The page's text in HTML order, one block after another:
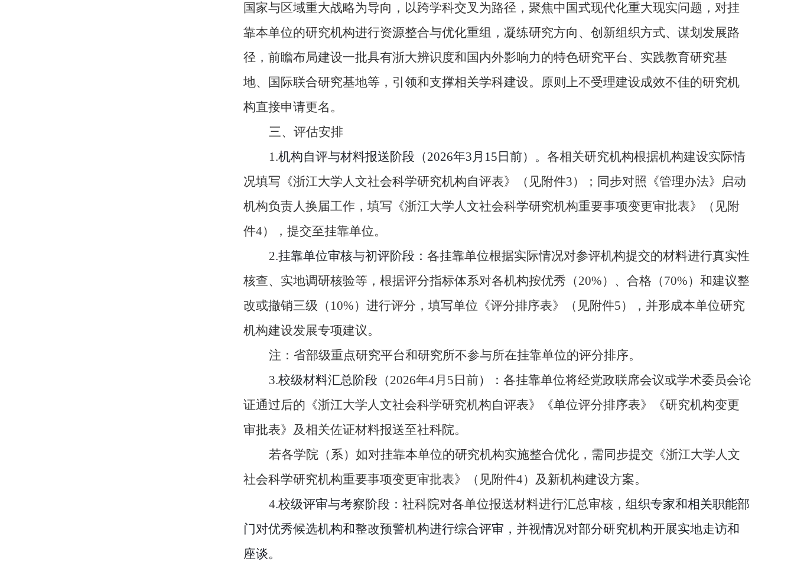
国家与区域重大战略为导向，以跨学科交叉为路径，聚焦中国式现代化重大现实问题，对挂
靠本单位的研究机构进行资源整合与优化重组，凝练研究方向、创新组织方式、谋划发展路
径，前瞻布局建设一批具有浙大辨识度和国内外影响力的特色研究平台、 实践教育研究基
地、国际联合研究基地等 ，引领和支撑相关学科建设。 原则上不受理建设成效不佳的研究机
构直接申请更名。
三、评估安排
1.机构自评与材料报送阶段（2026年3月15日前） 。 各相关研究机构根据机构建设实际情
况填写《浙江大学人文社会科学研究机构自评表》（见附件3） ； 同步对照 《管理办法》
启动
机构负责人换届工作，填写 《浙江大学人文社会科学研究机构重要事项变更审批表》（见附
件4） ， 提交至挂靠单位。
2.挂靠单位审核与初评阶段 ： 各挂靠单位根据实际情况对参评机构提交的材料进行真实性
核查、实地调研核验等，根据评分指标体系对各机构按优秀（20%）、合格（70%）和建议整
改或撤销三级（10%） 进行评分，填写单位《评分排序表》（见附件5），并形成本单位研究
机构建设发展专项建议。
注：省部级重点研究平台和研究所不参与所在挂靠单位的评分排序。
3.校级材料汇总阶段 （2026年4月 5 日前）： 各挂靠单位将经党政联席会议或学术委员会论
证通过后的《浙江大学人文社会科学研究机构自评表》《单位评分排序表》《研究机构变更
审批表》及相关佐证材料报送至社科院。
若各学院（系）如对挂靠本单位的研究机构实施整合优化，需同步提交《浙江大学人文
社会科学研究机构重要事项变更审批表》 （见附件4） 及新机构建设方案。
4.校级评审与考察阶段： 社科院对各单位报送材料进行汇总审核，组织专家和相关职能部
门对优秀候选机构和整改预警机构进行综合评审，并视情况对部分研究机构开展实地走访和
座谈。